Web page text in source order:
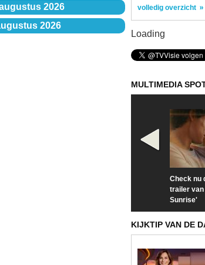
2026
2026
volledig overzicht
Loading
MULTIMEDIA
Check nu
trailer van
Sunrise'
KIJKTIP VAN DE